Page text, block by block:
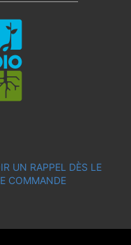
UN RAPPEL DÈS LE
COMMANDE